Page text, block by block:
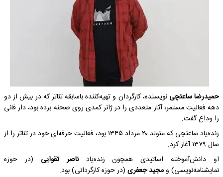
حمیدرضا ساعتچی نویسنده، کارگردان و تهیه‌کننده باسابقه تئاتر که در بیش از دو
دهه فعالیت مستمر، آثار متعددی را در ژانر کمدی روی صحنه برده بود، دار فانی
را وداع گفت.
زنده‌یاد ساعتچی که متولد ۲۰ مرداد ۱۳۴۵ بود، فعالیت حرفه‌ای خود در تئاتر را از
سال ۱۳۷۹ آغاز کرد.
او دانش‌آموخته اساتیدی همچون زنده‌یاد ناصر تقوایی (در حوزه
نمایشنامه‌نویسی) ومجید جعفری (در حوزه کارگردانی) بود.